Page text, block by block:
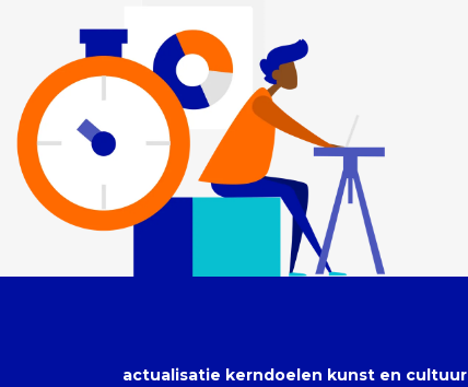
actualisatie kerndoelen kunst en cultuur